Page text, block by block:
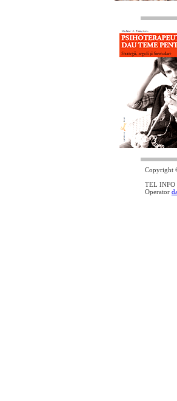
Copyright
TEL INFO
Operator